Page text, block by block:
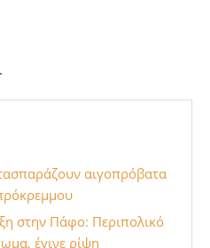
.
αιγοπρόβατα
στην Πάφο: Περιπολικό
έγινε ρίψη